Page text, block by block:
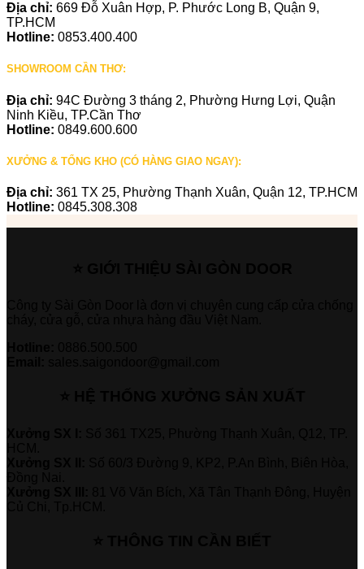
Địa chỉ: 669 Đỗ Xuân Hợp, P. Phước Long B, Quận 9,
TP.HCM
Hotline: 0853.400.400
SHOWROOM CẦN THƠ:
Địa chỉ: 94C Đường 3 tháng 2, Phường Hưng Lợi, Quận
Ninh Kiều, TP.Cần Thơ
Hotline: 0849.600.600
XƯỞNG & TỔNG KHO (CÓ HÀNG GIAO NGAY):
Địa chỉ: 361 TX 25, Phường Thạnh Xuân, Quận 12, TP.HCM
Hotline: 0845.308.308